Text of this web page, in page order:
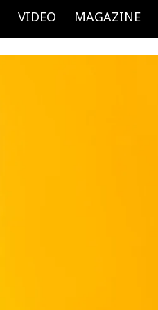
VIDEO MAGAZINE